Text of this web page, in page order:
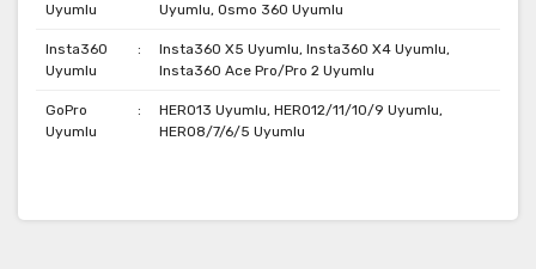
Uyumlu
Uyumlu, Osmo 360 Uyumlu
Insta360
Uyumlu
:
Insta360 X5 Uyumlu, Insta360 X4 Uyumlu,
Insta360 Ace Pro/Pro 2 Uyumlu
GoPro
Uyumlu
:
HERO13 Uyumlu, HERO12/11/10/9 Uyumlu,
HERO8/7/6/5 Uyumlu